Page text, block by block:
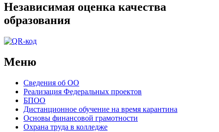
Независимая оценка качества
образования
Меню
Сведения об ОО
Реализация Федеральных проектов
БПОО
Дистанционное обучение на время карантина
Основы финансовой грамотности
Охрана труда в колледже